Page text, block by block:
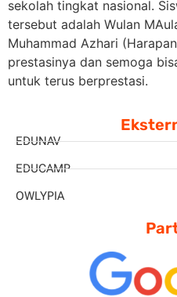
sekolah tingkat nasional.
tersebut adalah Wulan
Muhammad Azhari
prestasinya dan semoga
untuk terus berprestasi.
EDUNAV
EDUCAMP
OWLYPIA